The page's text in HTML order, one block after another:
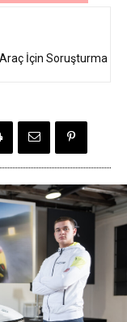
İçin Soruşturma
düşüş…